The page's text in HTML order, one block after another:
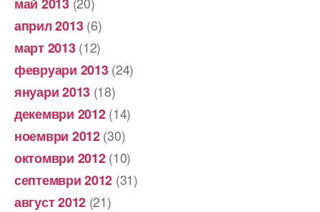
април 2013(6)
март 2013(12)
февруари 2013(24)
януари 2013 (18)
декември 2012(14)
ноември 2012(30)
октомври 2012(10)
септември 2012 (31)
август 2012 (21)